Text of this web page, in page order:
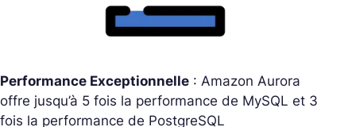
Performance Exceptionnelle : Amazon Aurora
offre jusqu’à 5 fois la performance de MySQL et 3
fois la performance de PostgreSQL